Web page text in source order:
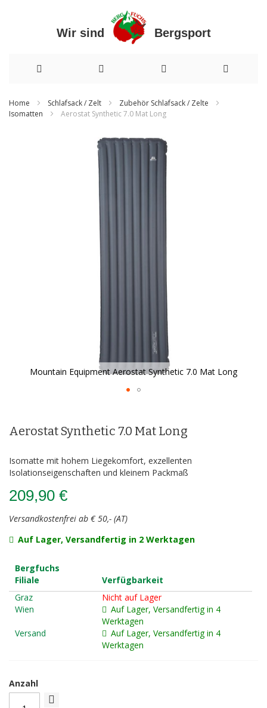
Wir sind Bergsport
zum
Home Schlafsack / Zelt
Zubehör Schlafsack / Zelte
Isomatten
Aerostat Synthetic 7.0 Mat Long
Mountain Equipment Aerostat Synthetic 7.0 Mat Long
der
Aerostat Synthetic 7.0 Mat Long
Isomatte mit hohem Liegekomfort, exzellenten
Isolationseigenschaften und kleinem Packmaß
209,90 €
Versandkostenfrei ab € 50,- (AT)
Auf Lager, Versandfertig in 2 Werktagen
Bergfuchs
Filiale
Verfügbarkeit
Graz
Nicht auf Lager
Wien
Auf Lager, Versandfertig in 4
Werktagen
Versand
Auf Lager, Versandfertig in 4
Werktagen
Anzahl